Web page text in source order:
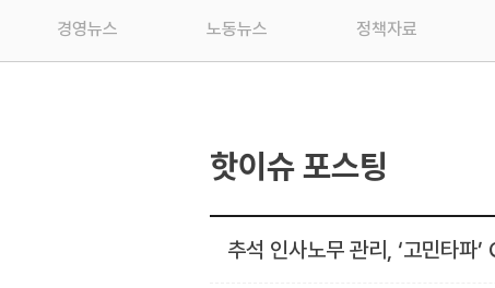
경영뉴스 노동뉴스 정책자료
핫이슈 포스팅
추석 인사노무 관리, ‘고민타파